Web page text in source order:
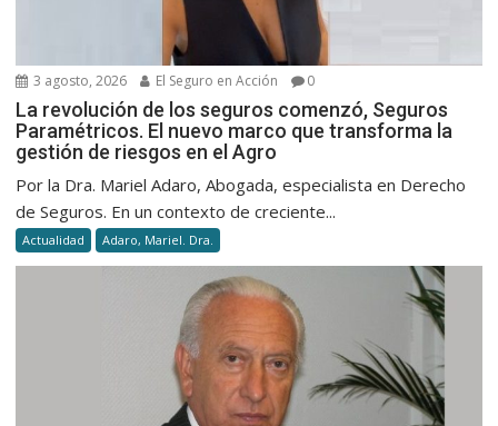
3 agosto, 2026 El Seguro en Acción 0
La revolución de los seguros comenzó, Seguros
Paramétricos. El nuevo marco que transforma la
gestión de riesgos en el Agro
Por la Dra. Mariel Adaro, Abogada, especialista en Derecho
de Seguros. En un contexto de creciente...
Actualidad Adaro, Mariel. Dra.